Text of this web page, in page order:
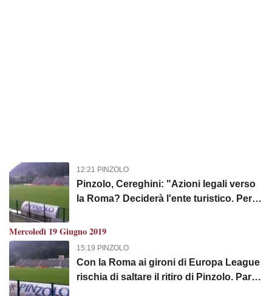
12:21 PINZOLO
Pinzolo, Cereghini: "Azioni legali verso
la Roma? Deciderà l'ente turistico. Per il
Mercoledì 19 Giugno 2019
15:19 PINZOLO
Con la Roma ai gironi di Europa League
rischia di saltare il ritiro di Pinzolo. Parla